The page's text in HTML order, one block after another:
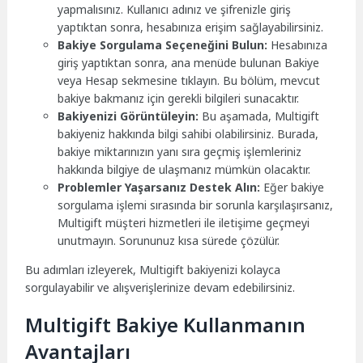
yapmalısınız. Kullanıcı adınız ve şifrenizle giriş
yaptıktan sonra, hesabınıza erişim sağlayabilirsiniz.
Bakiye Sorgulama Seçeneğini Bulun: Hesabınıza
giriş yaptıktan sonra, ana menüde bulunan Bakiye
veya Hesap sekmesine tıklayın. Bu bölüm, mevcut
bakiye bakmanız için gerekli bilgileri sunacaktır.
Bakiyenizi Görüntüleyin: Bu aşamada, Multigift
bakiyeniz hakkında bilgi sahibi olabilirsiniz. Burada,
bakiye miktarınızın yanı sıra geçmiş işlemleriniz
hakkında bilgiye de ulaşmanız mümkün olacaktır.
Problemler Yaşarsanız Destek Alın: Eğer bakiye
sorgulama işlemi sırasında bir sorunla karşılaşırsanız,
Multigift müşteri hizmetleri ile iletişime geçmeyi
unutmayın. Sorununuz kısa sürede çözülür.
Bu adımları izleyerek, Multigift bakiyenizi kolayca
sorgulayabilir ve alışverişlerinize devam edebilirsiniz.
Multigift Bakiye Kullanmanın
Avantajları